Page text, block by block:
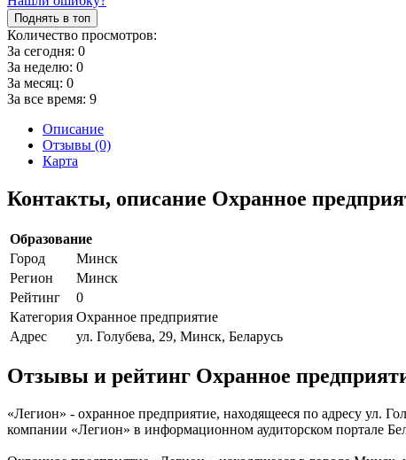
Поднять в топ
Количество просмотров:
За сегодня: 0
За неделю: 0
За месяц: 0
За все время: 9
Описание
Отзывы (0)
Карта
Контакты, описание Охранное
Образование
Город
Минск
Регион
Минск
Рейтинг
0
Категория Охранное предприятие
Адрес
ул. Голубева, 29, Минск, Беларусь
Отзывы и рейтинг Охранное
«Легион» - охранное предприятие, находящееся по адресу ул.
компании «Легион» в информационном аудиторском портале